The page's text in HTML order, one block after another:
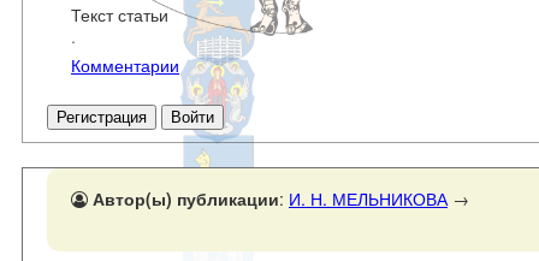
Текст статьи
·
Комментарии
Регистрация Войти
Автор(ы) публикации: И. Н. МЕЛЬНИКОВА→